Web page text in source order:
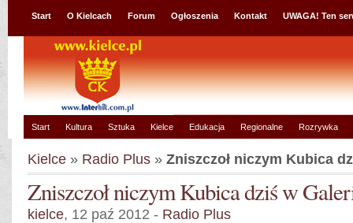
Start O Kielcach Forum Ogłoszenia Kontakt UWAGA! Ten
Start Kultura Sztuka Kielce Edukacja Regionalne Rozrywka
Kielce » Radio Plus » Zniszczoł niczym Kubica
Zniszczoł niczym Kubica dziś w
kielce, 12 paź 2012 - Radio Plus